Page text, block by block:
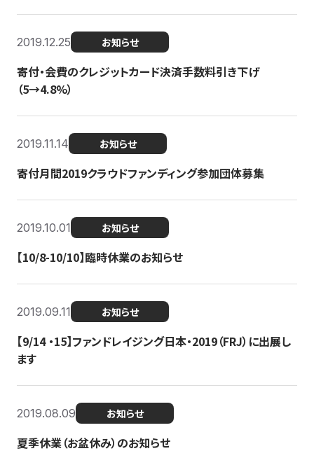
2019.12.25 お知らせ
寄付・会費のクレジットカード決済手数料引き下げ
（5→4.8%）
2019.11.14 お知らせ
寄付月間2019クラウドファンディング参加団体募集
2019.10.01 お知らせ
【10/8-10/10】臨時休業のお知らせ
2019.09.11 お知らせ
【9/14 ・15】ファンドレイジング日本・2019（FRJ）に出展し
ます
2019.08.09 お知らせ
夏季休業（お盆休み）のお知らせ